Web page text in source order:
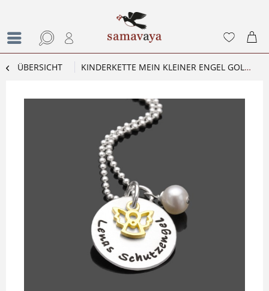
ÜBERSICHT KINDERKETTE MEIN KLEINER ENGEL GOLD 925 SILBER MIT NAMENSGRAVUR